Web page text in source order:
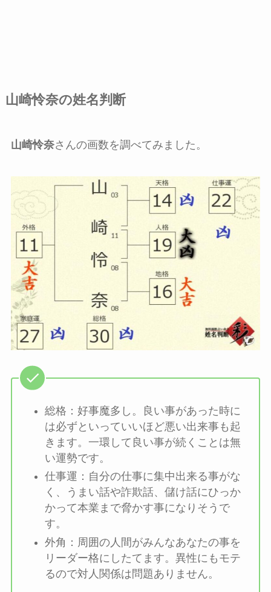
山崎怜奈の姓名判断
山崎怜奈さんの画数を調べてみました。
総格：好事魔多し。良い事があった時に
は必ずといっていいほど悪い出来事も起
きます。一環して良い事が続くことは無
い運勢です。
仕事運：自分の仕事に集中出来る事がな
く、うまい話や詐欺話、儲け話にひっか
かって本業まで脅かす事になりそうで
す。
外角：周囲の人間がみんなあなたの事を
リーダー格にしたてます。異性にもモテ
るので対人関係は問題ありません。